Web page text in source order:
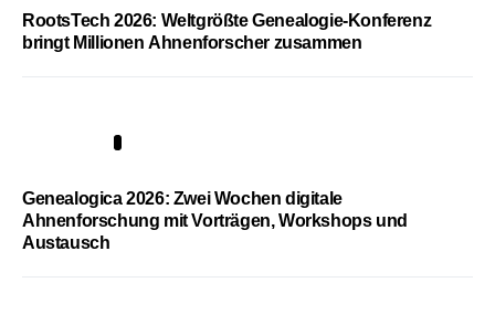
RootsTech 2026: Weltgrößte Genealogie-Konferenz
bringt Millionen Ahnenforscher zusammen
Genealogica 2026: Zwei Wochen digitale
Ahnenforschung mit Vorträgen, Workshops und
Austausch